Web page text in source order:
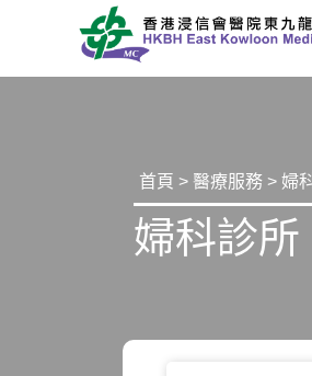
首頁 > 醫療服務 > 婦
婦科診所